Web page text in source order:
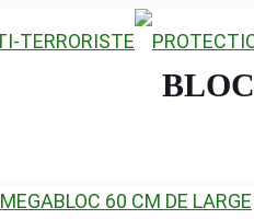
MEGABLOC 60 CM DE LARGE